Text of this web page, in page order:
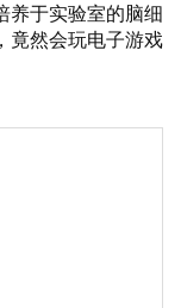
养于实验室的脑细
竟然会玩电子游戏